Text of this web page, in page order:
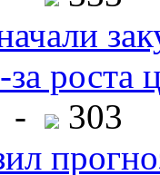
роста
-
303